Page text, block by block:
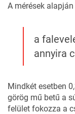
A mérések
a
annyira
Mindkét esetben
görög mű betű a
felület fokozza a